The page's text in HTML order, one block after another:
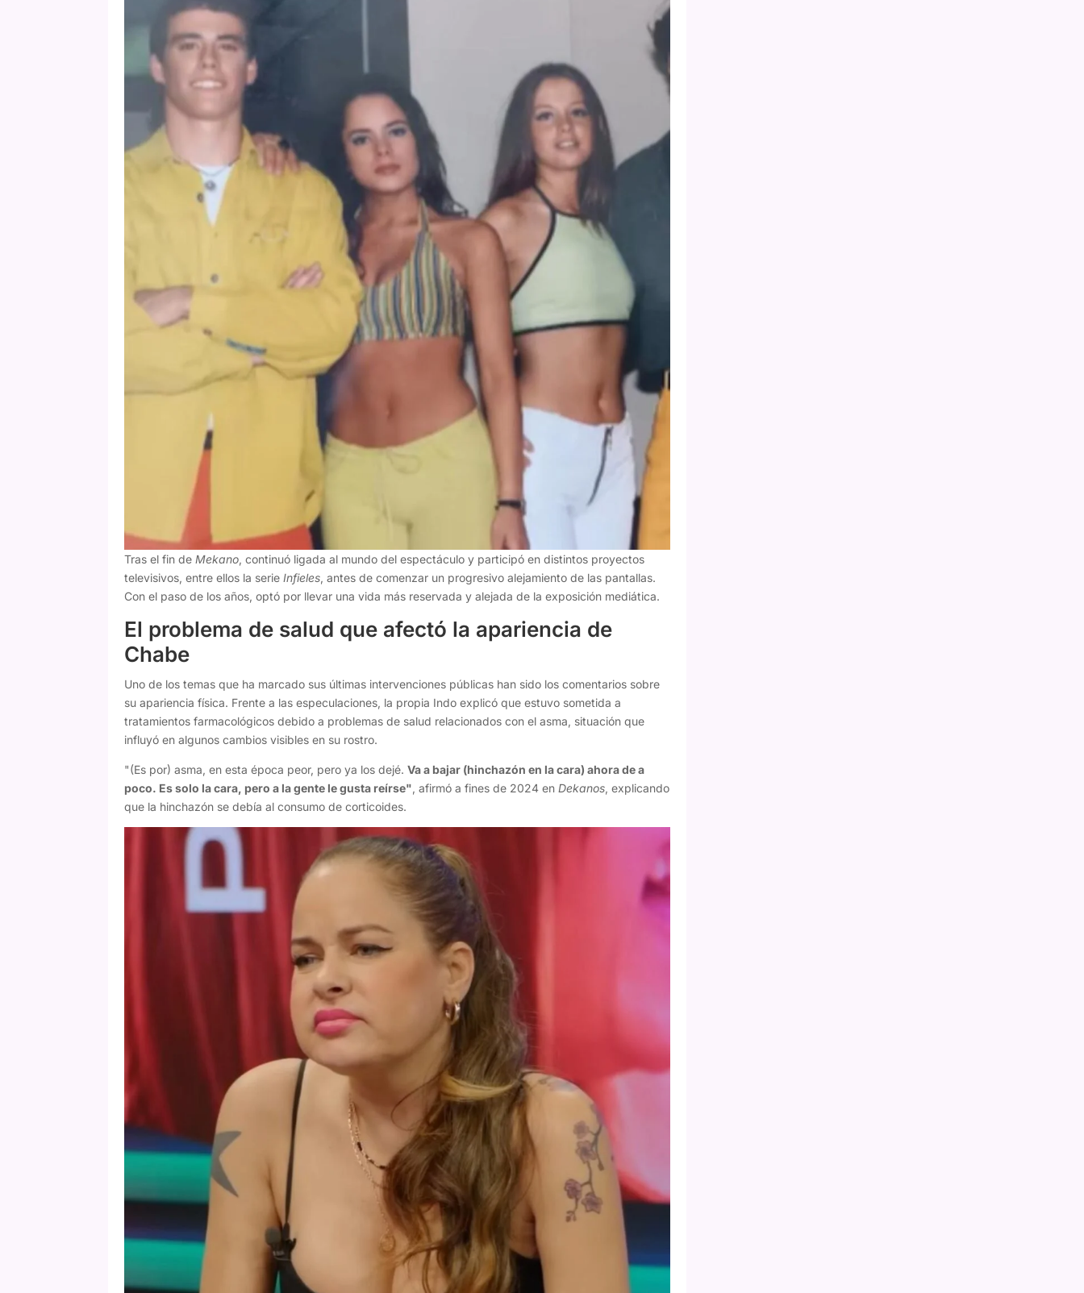
Tras el fin deMekano, continuó ligada al mundo del espectáculo y participó en distintos proyectos
televisivos, entre ellos la serieInfieles, antes de comenzar un progresivo alejamiento de las pantallas.
Con el paso de los años, optó por llevar una vida más reservada y alejada de la exposición mediática.
El problema de salud que afectó la apariencia de
Chabe
Uno de los temas que ha marcado sus últimas intervenciones públicas han sido los comentarios sobre
su apariencia física. Frente a las especulaciones, la propia Indo explicó que estuvo sometida a
tratamientos farmacológicos debido a problemas de salud relacionados con el asma, situación que
influyó en algunos cambios visibles en su rostro.
"(Es por) asma, en esta época peor, pero ya los dejé.Va a bajar (hinchazón en la cara) ahora de a
poco. Es solo la cara, pero a la gente le gusta reírse", afirmó a fines de 2024 enDekanos, explicando
que la hinchazón se debía al consumo de corticoides.